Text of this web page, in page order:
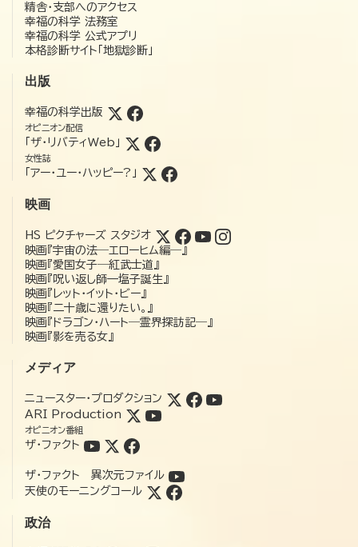
精舎・支部へのアクセス
幸福の科学 法務室
幸福の科学 公式アプリ
本格診断サイト「地獄診断」
出版
幸福の科学出版
オピニオン配信
「ザ・リバティWeb」
女性誌
「アー・ユー・ハッピー?」
映画
HS ピクチャーズ スタジオ
映画『宇宙の法―エローヒム編―』
映画『愛国女子―紅武士道』
映画『呪い返し師—塩子誕生』
映画『レット・イット・ビー』
映画『二十歳に還りたい。』
映画『ドラゴン・ハート―霊界探訪記―』
映画『影を売る女』
メディア
ニュースター・プロダクション
ARI Production
オピニオン番組
ザ・ファクト
ザ・ファクト 異次元ファイル
天使のモーニングコール
政治